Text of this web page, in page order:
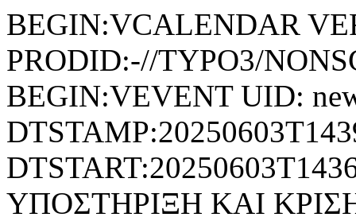
BEGIN:VCALENDAR
PRODID:-//TYPO3/
BEGIN:VEVENT UID:
ΥΠΟΣΤΗΡΙΞΗ ΚΑΙ